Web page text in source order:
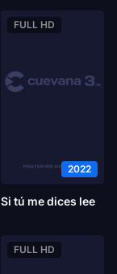
FULL HD
2022
Si tú me dices lee
FULL HD